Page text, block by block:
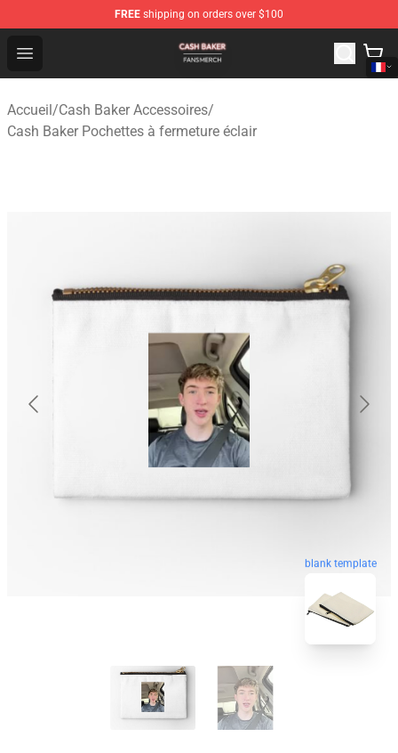
FREE shipping on orders over $100
Open menu
Cash Baker Shop - Official Cash Baker Merchandise
Accueil/Cash Baker Accessoires/
Cash Baker Pochettes à fermeture éclair
blank template